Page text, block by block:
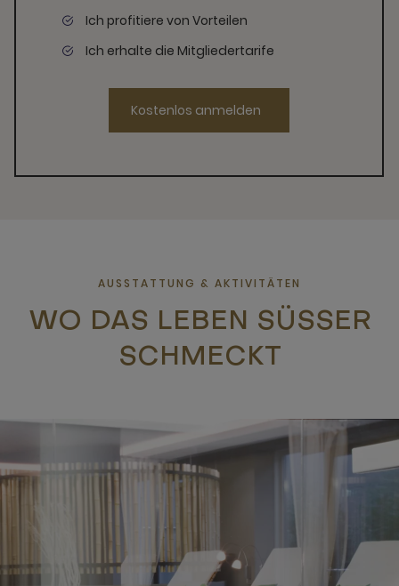
Ich profitiere von Vorteilen
Ich erhalte die Mitgliedertarife
Kostenlos anmelden
AUSSTATTUNG & AKTIVITÄTEN
WO DAS LEBEN SÜSSER S
CHMECKT